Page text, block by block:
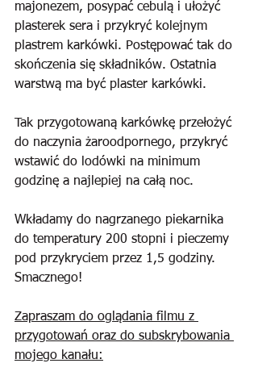
majonezem, posypać cebulą i ułożyć
plasterek sera i przykryć kolejnym
plastrem karkówki. Postępować tak do
skończenia się składników. Ostatnia
warstwą ma być plaster karkówki.
Tak przygotowaną karkówkę przełożyć
do naczynia żaroodpornego, przykryć
wstawić do lodówki na minimum
godzinę a najlepiej na całą noc.
Wkładamy do nagrzanego piekarnika
do temperatury 200 stopni i pieczemy
pod przykryciem przez 1,5 godziny.
Smacznego!
Zapraszam do oglądania filmu z
przygotowań oraz do subskrybowania
mojego kanału: